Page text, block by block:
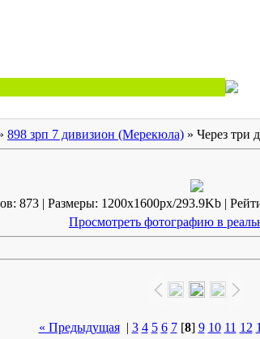
898 зрп 7 дивизион (Мерекюла) » Через три
873 | Размеры: 1200x1600px/293.9Kb |
Просмотреть фотографию в
« Предыдущая| 3 4 5 6 7[8] 9 10 11 12